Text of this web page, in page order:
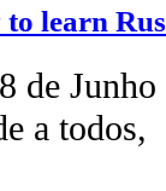
to learn
de
a todos,